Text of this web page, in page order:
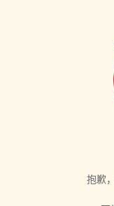
抱歉